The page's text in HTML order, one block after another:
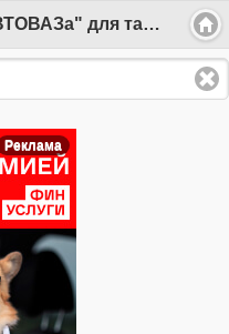
Спецпредложение "АВТОВАЗа" для таксистов
Реклама